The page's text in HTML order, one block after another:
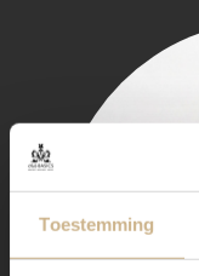
Toestemming